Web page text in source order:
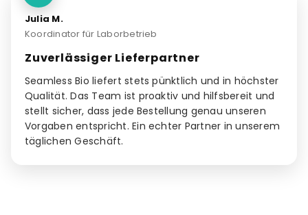
Julia M.
Koordinator für Laborbetrieb
Zuverlässiger Lieferpartner
Seamless Bio liefert stets pünktlich und in höchster
Qualität. Das Team ist proaktiv und hilfsbereit und
stellt sicher, dass jede Bestellung genau unseren
Vorgaben entspricht. Ein echter Partner in unserem
täglichen Geschäft.